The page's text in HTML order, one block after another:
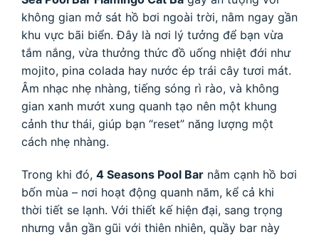
không gian mở sát hồ bơi ngoài trời, nằm ngay gần
khu vực bãi biển. Đây là nơi lý tưởng để bạn vừa
tắm nắng, vừa thưởng thức đồ uống nhiệt đới như
mojito, pina colada hay nước ép trái cây tươi mát.
Âm nhạc nhẹ nhàng, tiếng sóng rì rào, và không
gian xanh mướt xung quanh tạo nên một khung
cảnh thư thái, giúp bạn “reset” năng lượng một
cách nhẹ nhàng.
Trong khi đó, 4 Seasons Pool Bar nằm cạnh hồ bơi
bốn mùa – nơi hoạt động quanh năm, kể cả khi
thời tiết se lạnh. Với thiết kế hiện đại, sang trọng
nhưng vẫn gần gũi với thiên nhiên, quầy bar này